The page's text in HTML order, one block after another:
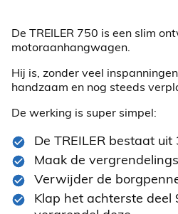
De TREILER 750 is een slim
motoraanhangwagen.
Hij is, zonder veel
handzaam en nog steeds
De werking is super simpel:
De TREILER bestaat
Maak de
Verwijder de
Klap het achterste deel